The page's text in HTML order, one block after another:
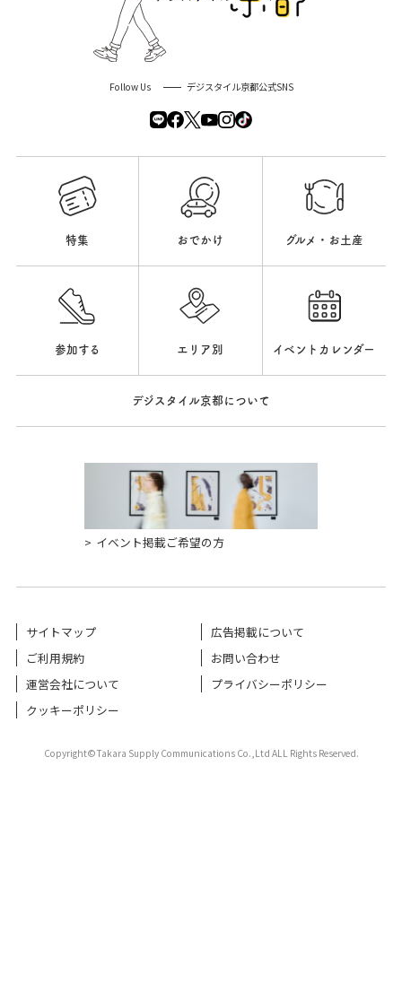
Follow Us デジスタイル京都公式SNS
特集 おでかけ グルメ・お土産
参加する エリア別 イベントカレンダー
デジスタイル京都について
イベント掲載ご希望の方
サイトマップ
広告掲載について
ご利用規約
お問い合わせ
運営会社について
プライバシーポリシー
クッキーポリシー
Copyright©Takara Supply Communications Co.,Ltd ALL Rights Reserved.